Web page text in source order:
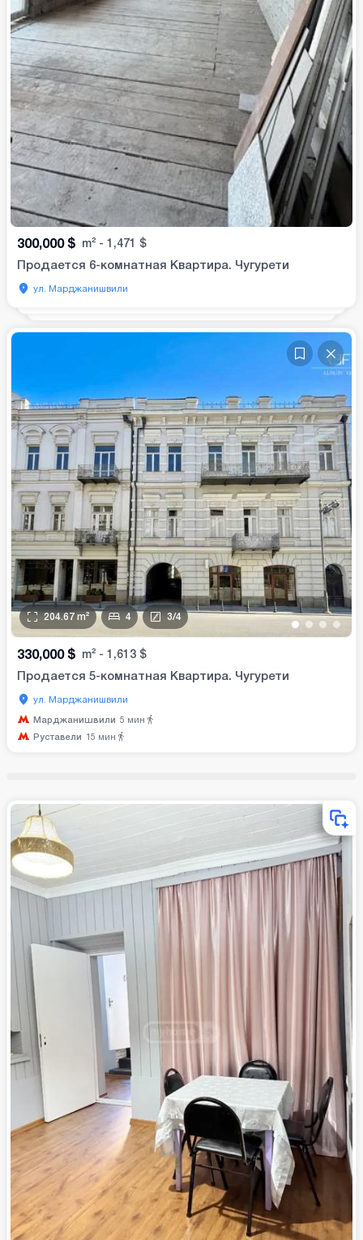
300,000 $ m² - 1,471 $
Продается 6-комнатная Квартира. Чугурети
ул. Марджанишвили
••••
204.67 m² 4 3/4
330,000 $ m² - 1,613 $
Продается 5-комнатная Квартира. Чугурети
ул. Марджанишвили
Марджанишвили 5 мин
Руставели 15 мин